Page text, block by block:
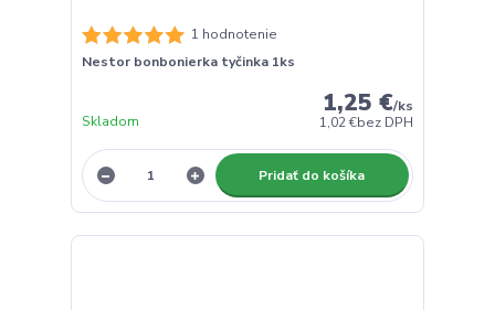
1 hodnotenie
Nestor bonbonierka tyčinka 1ks
1,25 €/ks
1,02 €bez DPH
Skladom
Pridať do košíka